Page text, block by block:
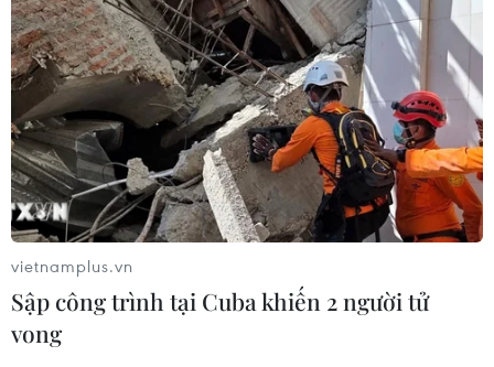
Cuộc tìm kiếm và vá lại những 'trái
tim lỗi '
07/08/2026 04:03
Hà Nội cảnh báo về việc sử dụng tế
bào gốc trong khám chữa bệnh, làm
đẹp
07/08/2026 03:03
Thắp lên hy vọng cho bệnh nhân
vietnamplus.vn
Sập công trình tại Cuba khiến 2 người tử
vong